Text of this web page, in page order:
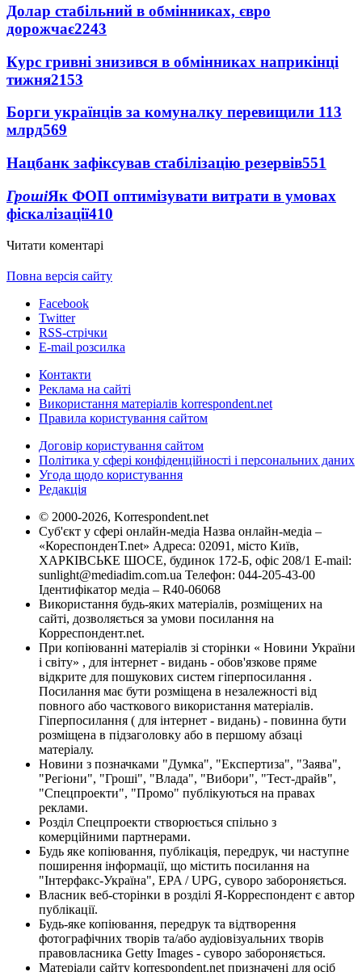
Долар стабільний в обмінниках, євро
дорожчає2243
Курс гривні знизився в обмінниках наприкінці
тижня2153
Борги українців за комуналку перевищили 113
млрд569
Нацбанк зафіксував стабілізацію резервів551
ГрошіЯк ФОП оптимізувати витрати в умовах
фіскалізації410
Читати коментарі
Повна версія сайту
Facebook
Twitter
RSS-стрічки
E-mail розсилка
Контакти
Реклама на сайті
Використання матеріалів korrespondent.net
Правила користування сайтом
Договір користування сайтом
Політика у сфері конфіденційності і персональних даних
Угода щодо користування
Редакція
© 2000-2026, Korrespondent.net
Суб'єкт у сфері онлайн-медіа Назва онлайн-медіа –
«КореспонденТ.net» Адреса: 02091, місто Київ,
ХАРКІВСЬКЕ ШОСЕ, будинок 172-Б, офіс 208/1 E-mail:
sunlight@mediadim.com.ua Телефон: 044-205-43-00
Ідентифікатор медіа – R40-06068
Використання будь-яких матеріалів, розміщених на
сайті, дозволяється за умови посилання на
Корреспондент.net.
При копіюванні матеріалів зі сторінки « Новини України
і світу» , для інтернет - видань - обов'язкове пряме
відкрите для пошукових систем гіперпосилання .
Посилання має бути розміщена в незалежності від
повного або часткового використання матеріалів.
Гіперпосилання ( для інтернет - видань) - повинна бути
розміщена в підзаголовку або в першому абзаці
матеріалу.
Новини з позначками "Думка", "Експертиза", "Заява",
"Регіони", "Гроші", "Влада", "Вибори", "Тест-драйв",
"Спецпроекти", "Промо" публікуються на правах
реклами.
Розділ Спецпроекти створюється спільно з
комерційними партнерами.
Будь яке копіювання, публікація, передрук, чи наступне
поширення інформації, що містить посилання на
"Інтерфакс-Україна", EPA / UPG, суворо забороняється.
Власник веб-сторінки в розділі Я-Корреспондент є автор
публікації.
Будь-яке копіювання, передрук та відтворення
фотографічних творів та/або аудіовізуальних творів
правовласника Getty Images - суворо забороняється.
Матеріали сайту korrespondent.net призначені для осіб